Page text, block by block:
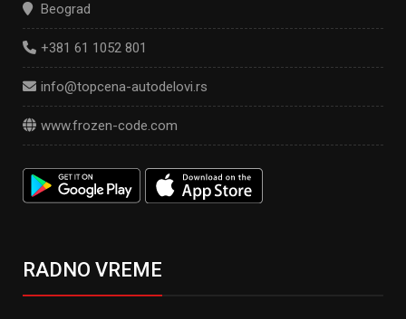
Beograd
+381 61 1052 801
info@topcena-autodelovi.rs
www.frozen-code.com
RADNO VREME